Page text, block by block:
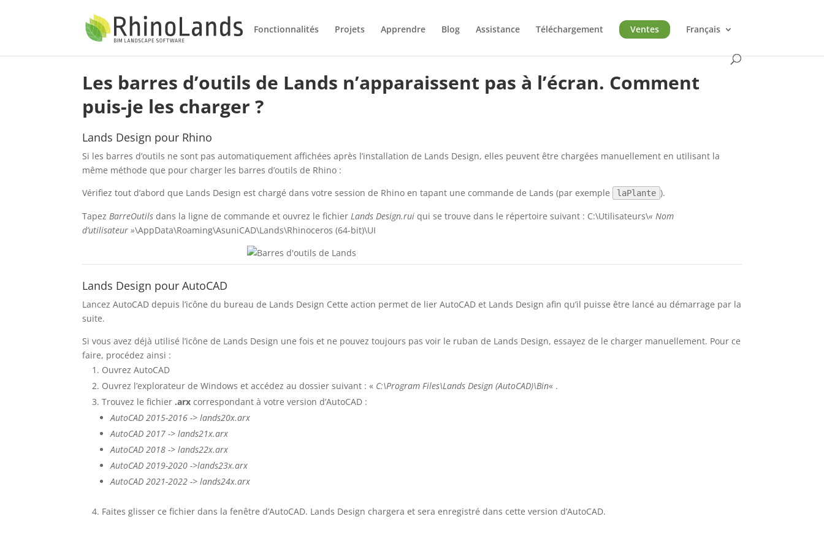
Fonctionnalités Projets Apprendre Blog Assistance Téléchargement Ventes Français
Les barres d’outils de Lands n’apparaissent pas à l’écran. Comment
puis-je les charger ?
Lands Design pour Rhino
Si les barres d’outils ne sont pas automatiquement affichées après l’installation de Lands Design, elles peuvent être chargées manuellement en utilisant la
même méthode que pour charger les barres d’outils de Rhino :
Vérifiez tout d’abord que Lands Design est chargé dans votre session de Rhino en tapant une commande de Lands (par exemple
laPlante ).
TapezBarreOutils dans la ligne de commande et ouvrez le fichierLands Design.rui qui se trouve dans le répertoire suivant : C:\Utilisateurs\« Nom
d’utilisateur »\AppData\Roaming\AsuniCAD\Lands\Rhinoceros (64-bit)\UI
Lands Design pour AutoCAD
Lancez AutoCAD depuis l’icône du bureau de Lands Design Cette action permet de lier AutoCAD et Lands Design afin qu’il puisse être lancé au démarrage par la
suite.
Si vous avez déjà utilisé l’icône de Lands Design une fois et ne pouvez toujours pas voir le ruban de Lands Design, essayez de le charger manuellement. Pour ce
faire, procédez ainsi :
Ouvrez AutoCAD
Ouvrez l’explorateur de Windows et accédez au dossier suivant : « C:\Program Files\Lands Design (AutoCAD)\Bin« .
Trouvez le fichier .arx correspondant à votre version d’AutoCAD :
AutoCAD 2015-2016 -> lands20x.arx
AutoCAD 2017 -> lands21x.arx
AutoCAD 2018 -> lands22x.arx
AutoCAD 2019-2020 ->lands23x.arx
AutoCAD 2021-2022 -> lands24x.arx
Faites glisser ce fichier dans la fenêtre d’AutoCAD. Lands Design chargera et sera enregistré dans cette version d’AutoCAD.